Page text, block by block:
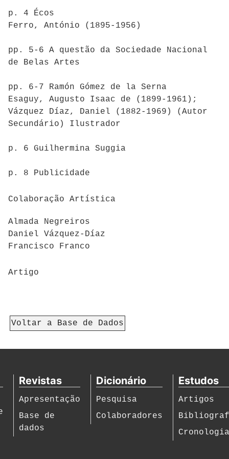
p. 4 Écos
Ferro, António (1895-1956)
pp. 5-6 A questão da Sociedade Nacional
de Belas Artes
pp. 6-7 Ramón Gómez de la Serna
Esaguy, Augusto Isaac de (1899-1961);
Vázquez Díaz, Daniel (1882-1969) (Autor
Secundário) Ilustrador
p. 6 Guilhermina Suggia
p. 8 Publicidade
Colaboração Artística
Almada Negreiros
Daniel Vázquez-Díaz
Francisco Franco
Artigo
Voltar a Base de Dados
Revistas
Apresentação
Base de
dados
Dicionário
Pesquisa
Colaboradores
Estudos
Artigos